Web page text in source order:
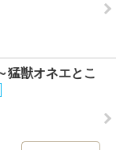
猛獣オネエとこ